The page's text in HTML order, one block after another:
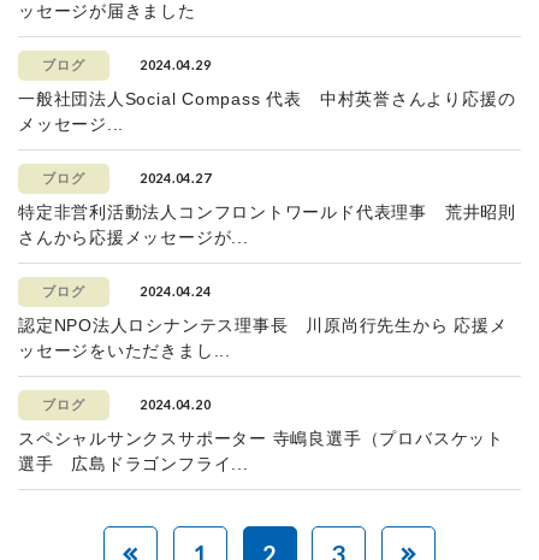
ッセージが届きました
ブログ 2024.04.29
一般社団法人Social Compass 代表 中村英誉さんより応援の
メッセージ...
ブログ 2024.04.27
特定非営利活動法人コンフロントワールド代表理事 荒井昭則
さんから応援メッセージが...
ブログ 2024.04.24
認定NPO法人ロシナンテス理事長 川原尚行先生から 応援メ
ッセージをいただきまし...
ブログ 2024.04.20
スペシャルサンクスサポーター 寺嶋良選手（プロバスケット
選手 広島ドラゴンフライ...
1 2 3